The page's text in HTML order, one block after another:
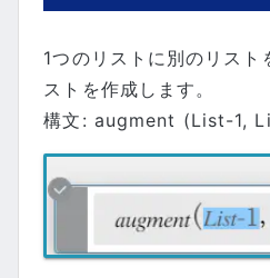
1つのリストに別のリスト
ストを作成します。
構文: augment (List-1,